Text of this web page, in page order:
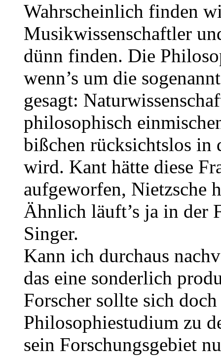
Wahrscheinlich finden
Musikwissenschaftler
dünn finden. Die
wenn’s um die
gesagt:
philosophisch
bißchen rücksichtslos in
wird. Kant hätte diese
aufgeworfen, Nietzsche
Ähnlich läuft’s ja in der
Singer.
Kann ich durchaus
das eine sonderlich
Forscher sollte sich
Philosophiestudium zu
sein Forschungsgebiet